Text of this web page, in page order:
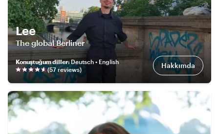
Lee
The global Berliner
Konuştuğum diller:Deutsch • English
(57 reviews) Hakkımda